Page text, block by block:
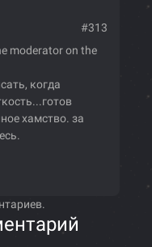
#313
moderator on the
когда
хамство. за